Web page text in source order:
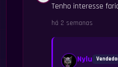
Tenho interesse
há 2 semanas
Nylu